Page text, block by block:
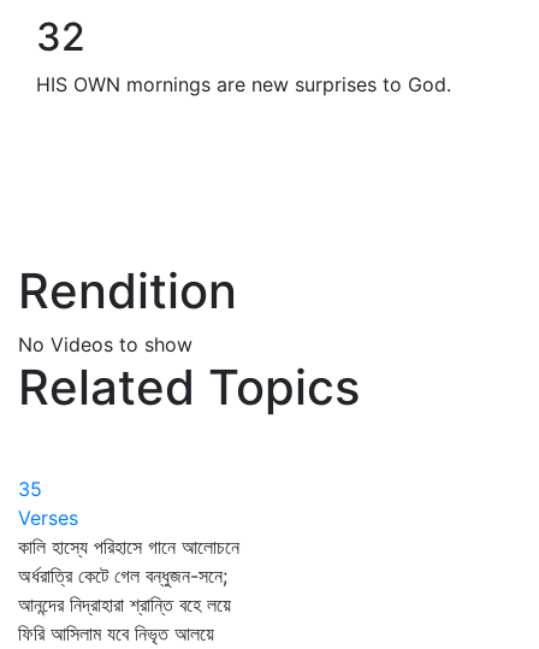
32
HIS OWN mornings are new surprises to God.
Rendition
No Videos to show
Related Topics
35
Verses
কালি হাস্যে পরিহাসে গানে আলোচনে
অর্ধরাত্রি কেটে গেল বন্ধুজন-সনে;
আনন্দের নিদ্রাহারা শ্রান্তি বহে লয়ে
ফিরি আসিলাম যবে নিভৃত আলয়ে